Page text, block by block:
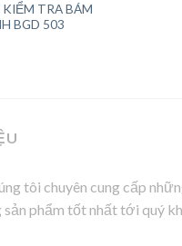
TRA BÁM
BGD 503
tôi chuyên cung cấp
phẩm tốt nhất tới quý